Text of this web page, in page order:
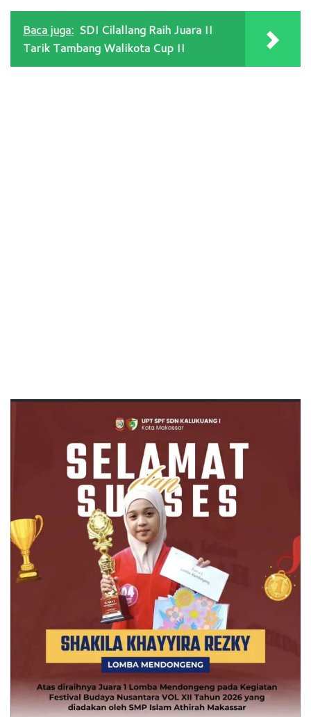
Baca juga: SDI Cilallang Raih Juara II
Tarik Tambang Walikota Cup II